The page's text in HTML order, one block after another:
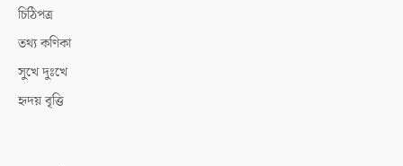
চিঠিপত্র
তথ্য কণিকা
সুখে দুঃখে
হৃদয় বৃত্তি